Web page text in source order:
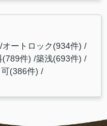
オートロック(934件)
(789件) 築浅(693件)
(386件)